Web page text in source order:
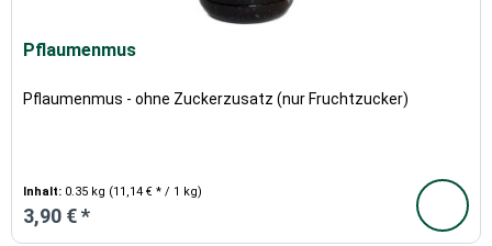
Pflaumenmus
Pflaumenmus - ohne Zuckerzusatz (nur Fruchtzucker)
Inhalt: 0.35 kg (11,14 € * / 1 kg)
3,90 € *